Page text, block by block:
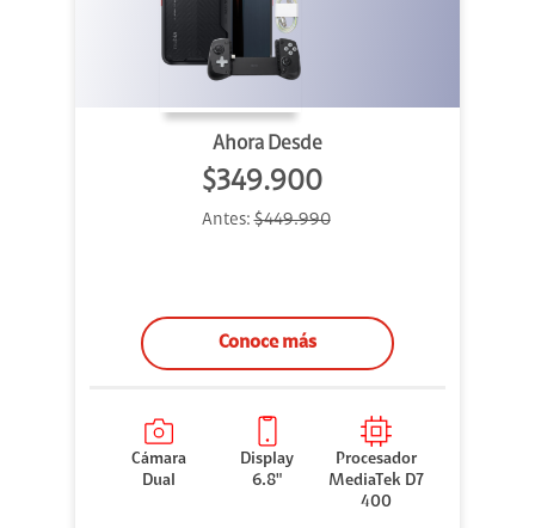
Ahora Desde
$349.900
Antes:$449.990
Conoce más
Cámara
Dual
Display
6.8"
Procesador
MediaTek D7
400